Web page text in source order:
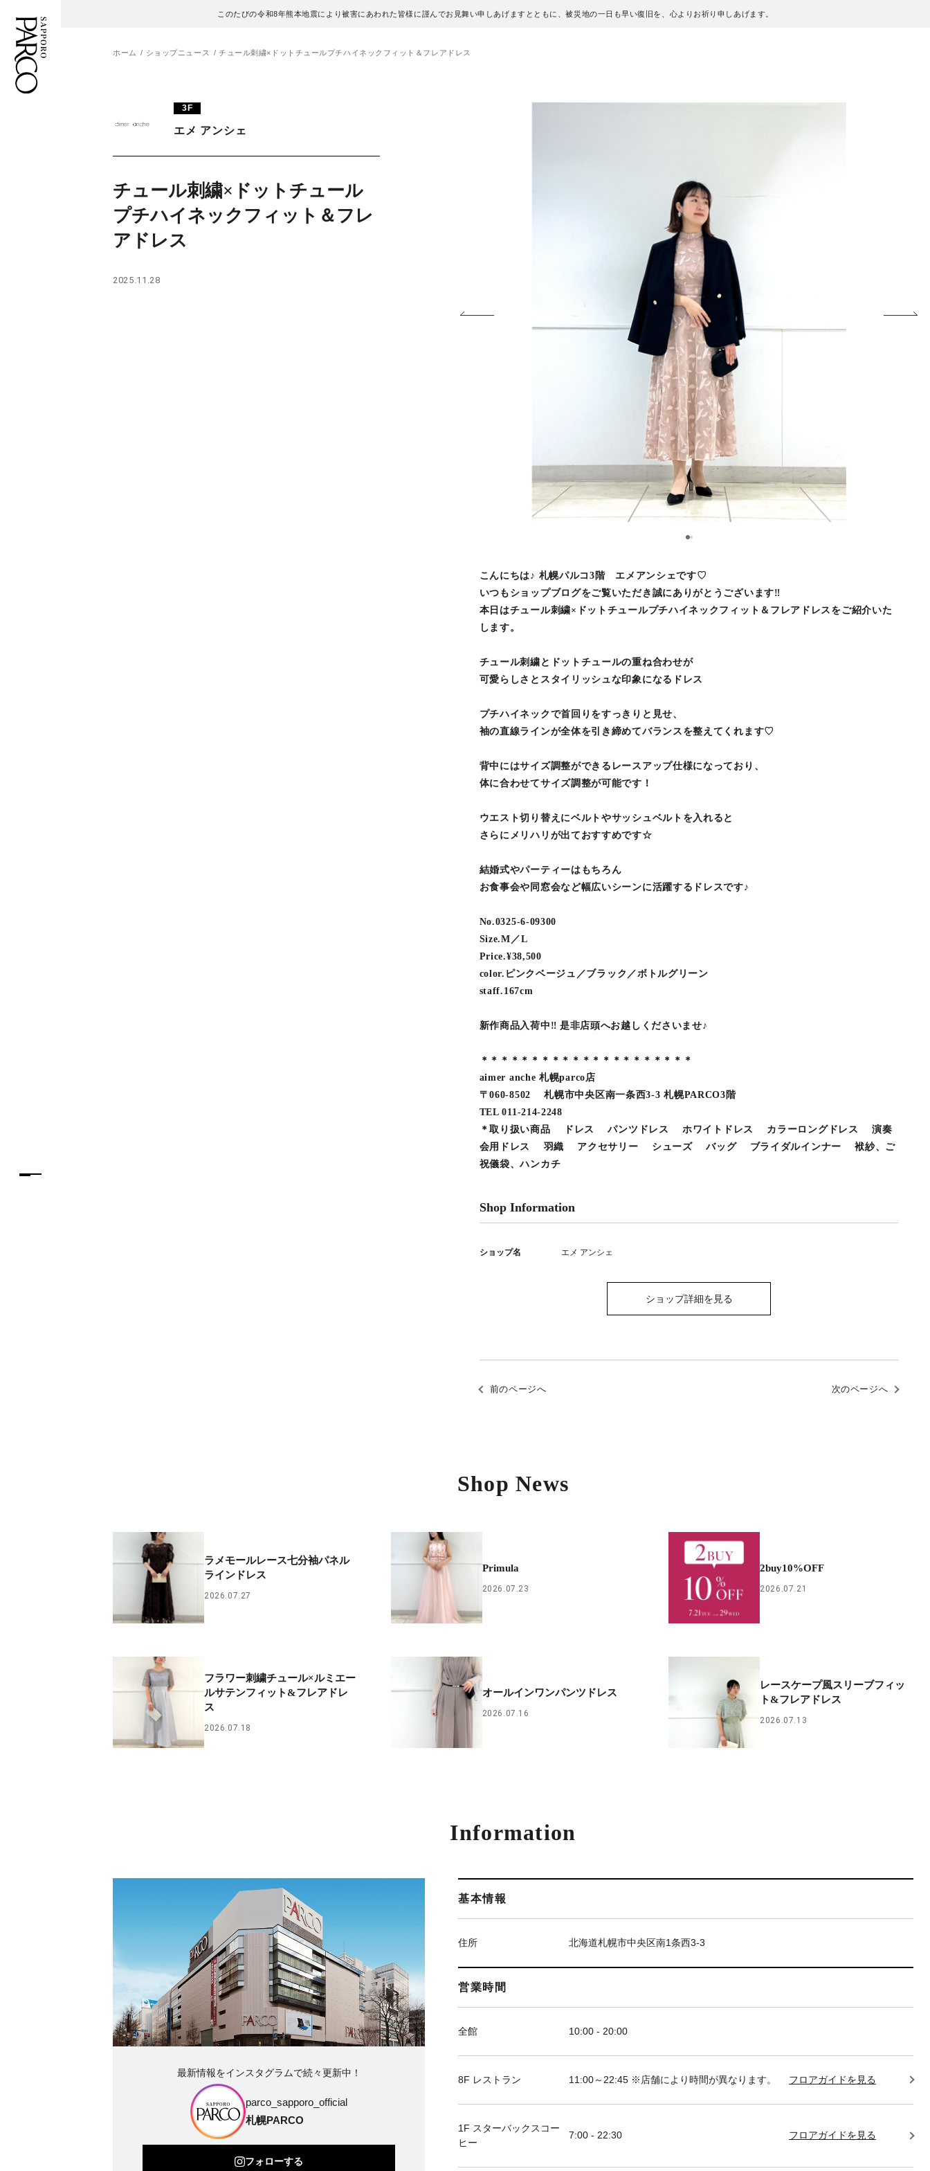
このたびの令和8年熊本地震により被害にあわれた皆様に謹んでお見舞い申しあげますとともに、被災地の一日も早い復旧を、心よりお祈り申しあげます。
施設案内・アクセス
レストラン・カフェ
ภาษาไทย
ホーム ショップニュース チュール刺繍×ドットチュールプチハイネックフィット＆フレアドレス
3F
エメ アンシェ
チュール刺繍×ドットチュール
プチハイネックフィット＆フレ
アドレス
2025.11.28
12
こんにちは♪ 札幌パルコ3階 エメアンシェです♡
いつもショップブログをご覧いただき誠にありがとうございます‼︎
本日はチュール刺繍×ドットチュールプチハイネックフィット＆フレアドレスをご紹介いた
します。
チュール刺繍とドットチュールの重ね合わせが
可愛らしさとスタイリッシュな印象になるドレス
プチハイネックで首回りをすっきりと見せ、
袖の直線ラインが全体を引き締めてバランスを整えてくれます♡
背中にはサイズ調整ができるレースアップ仕様になっており、
体に合わせてサイズ調整が可能です！
ウエスト切り替えにベルトやサッシュベルトを入れると
さらにメリハリが出ておすすめです☆
結婚式やパーティーはもちろん
お食事会や同窓会など幅広いシーンに活躍するドレスです♪
No.0325-6-09300
Size.M／L
Price.¥38,500
color.ピンクベージュ／ブラック／ボトルグリーン
staff.167cm
新作商品入荷中‼︎ 是非店頭へお越しくださいませ♪
＊＊＊＊＊＊＊＊＊＊＊＊＊＊＊＊＊＊＊＊＊
aimer anche 札幌parco店
〒060-8502 札幌市中央区南一条西3-3 札幌PARCO3階
TEL 011-214-2248
＊取り扱い商品 ドレス パンツドレス ホワイトドレス カラーロングドレス 演奏
会用ドレス 羽織 アクセサリー シューズ バッグ ブライダルインナー 袱紗、ご
祝儀袋、ハンカチ
Shop Information
ショップ名 エメ アンシェ
ショップ詳細を見る
前のページへ 次のページへ
Shop News
ラメモールレース七分袖パネル
ラインドレス
2026.07.27
Primula
2026.07.23
2buy10%OFF
2026.07.21
フラワー刺繍チュール×ルミエー
ルサテンフィット&フレアドレ
ス
2026.07.18
オールインワンパンツドレス
2026.07.16
レースケープ風スリーブフィッ
ト&フレアドレス
2026.07.13
Information
基本情報
住所 北海道札幌市中央区南1条西3-3
営業時間
全館 10:00 - 20:00
8F レストラン 11:00～22:45 ※店舗により時間が異なります。 フロアガイドを見る
1F スターバックスコー
ヒー
7:00 - 22:30 フロアガイドを見る
最新情報をインスタグラムで続々更新中！
parco_sapporo_official
札幌PARCO
フォローする